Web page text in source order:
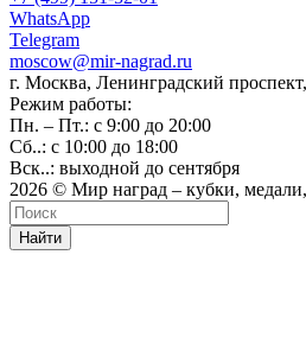
WhatsApp
Telegram
moscow@mir-nagrad.ru
г. Москва, Ленинградский
Режим работы:
Пн. – Пт.: с 9:00 до 20:00
Сб..: с 10:00 до 18:00
Вск..: выходной до сентября
2026 © Мир наград – кубки,
Найти